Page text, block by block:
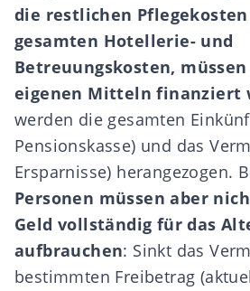
die restlichen
gesamten Hotellerie- und
Betreuungskosten, müssen
eigenen Mitteln finanziert
werden die gesamten
Pensionskasse) und das
Ersparnisse) herangezogen.
Personen müssen aber
Geld vollständig für das
aufbrauchen: Sinkt das
bestimmten Freibetrag